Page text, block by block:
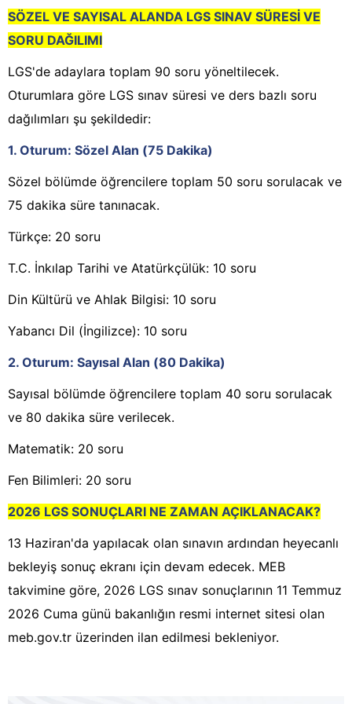
SÖZEL VE SAYISAL ALANDA LGS SINAV SÜRESİ VE
SORU DAĞILIMI
LGS'de adaylara toplam 90 soru yöneltilecek.
Oturumlara göre LGS sınav süresi ve ders bazlı soru
dağılımları şu şekildedir:
1. Oturum: Sözel Alan (75 Dakika)
Sözel bölümde öğrencilere toplam 50 soru sorulacak ve
75 dakika süre tanınacak.
Türkçe: 20 soru
T.C. İnkılap Tarihi ve Atatürkçülük: 10 soru
Din Kültürü ve Ahlak Bilgisi: 10 soru
Yabancı Dil (İngilizce): 10 soru
2. Oturum: Sayısal Alan (80 Dakika)
Sayısal bölümde öğrencilere toplam 40 soru sorulacak
ve 80 dakika süre verilecek.
Matematik: 20 soru
Fen Bilimleri: 20 soru
2026 LGS SONUÇLARI NE ZAMAN AÇIKLANACAK?
13 Haziran'da yapılacak olan sınavın ardından heyecanlı
bekleyiş sonuç ekranı için devam edecek. MEB
takvimine göre, 2026 LGS sınav sonuçlarının 11 Temmuz
2026 Cuma günü bakanlığın resmi internet sitesi olan
meb.gov.tr üzerinden ilan edilmesi bekleniyor.